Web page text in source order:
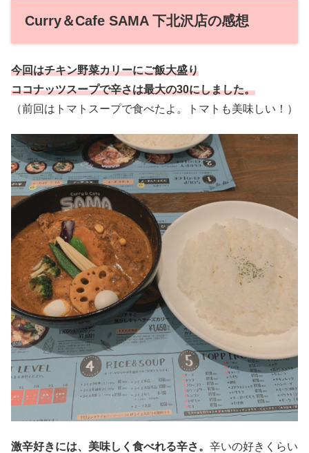
Curry＆Cafe SAMA 下北沢店の感想
今回はチキン野菜カリーにご飯大盛り
ココナッツスープで辛さは最大の30にしました。
（前回はトマトスープで食べたよ。トマトも美味しい！）
激辛好きには、美味しく食べれる辛さ。 辛いの好きくらい